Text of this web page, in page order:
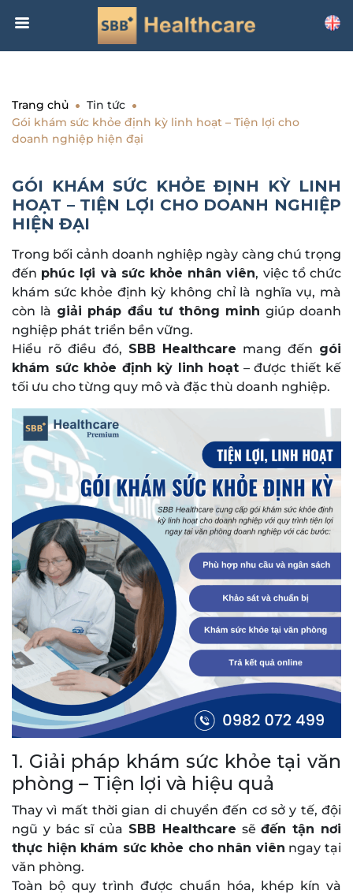
Trang chủ
Tin tức
Gói khám sức khỏe định kỳ linh hoạt – Tiện lợi cho
doanh nghiệp hiện đại
GÓI KHÁM SỨC KHỎE ĐỊNH KỲ LINH
HOẠT – TIỆN LỢI CHO DOANH NGHIỆP
HIỆN ĐẠI
Trong bối cảnh doanh nghiệp ngày càng chú trọng
đến phúc lợi và sức khỏe nhân viên, việc tổ chức
khám sức khỏe định kỳ không chỉ là nghĩa vụ, mà
còn là giải pháp đầu tư thông minh giúp doanh
nghiệp phát triển bền vững.
Hiểu rõ điều đó, SBB Healthcare mang đến gói
khám sức khỏe định kỳ linh hoạt – được thiết kế
tối ưu cho từng quy mô và đặc thù doanh nghiệp.
1. Giải pháp khám sức khỏe tại văn
phòng – Tiện lợi và hiệu quả
Thay vì mất thời gian di chuyển đến cơ sở y tế, đội
ngũ y bác sĩ của SBB Healthcare sẽđến tận nơi
thực hiện khám sức khỏe cho nhân viên ngay tại
văn phòng.
Toàn bộ quy trình được chuẩn hóa, khép kín và